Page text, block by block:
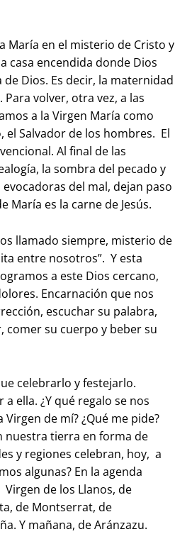
María en el misterio de Cristo y
casa encendida donde Dios
Dios. Es decir, la maternidad
volver, otra vez, a las
a la Virgen María como
el Salvador de los hombres. El
Al final de las
la sombra del pecado y
del mal, dejan paso
María es la carne de Jesús.
llamado siempre, misterio de
entre nosotros”. Y esta
a este Dios cercano,
Encarnación que nos
escuchar su palabra,
comer su cuerpo y beber su
celebrarlo y festejarlo.
ella. ¿Y qué regalo se nos
de mí? ¿Qué me pide?
nuestra tierra en forma de
y regiones celebran, hoy, a
algunas? En la agenda
de los Llanos, de
de Montserrat, de
Y mañana, de Aránzazu.